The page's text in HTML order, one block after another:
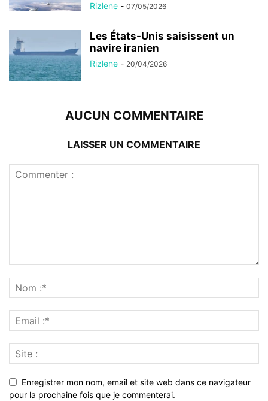
Rizlene - 07/05/2026
Les États-Unis saisissent un
navire iranien
Rizlene - 20/04/2026
AUCUN COMMENTAIRE
LAISSER UN COMMENTAIRE
Enregistrer mon nom, email et site web dans ce navigateur
pour la prochaine fois que je commenterai.